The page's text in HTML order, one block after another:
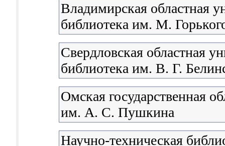
Владимирская областная
библиотека им. М.
Свердловская областная
библиотека им. В. Г.
Омская государственная
им. А. С. Пушкина
Научно-техническая